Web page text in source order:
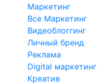
Маркетинг
Все Маркетинг
Видеоблоггинг
Личный бренд
Реклама
Digital маркетинг
Креатив